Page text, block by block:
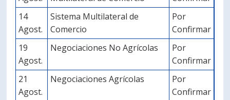
14
Agost.
Sistema Multilateral de
Comercio
Por
Confirmar
19
Agost.
Negociaciones No Agrícolas
Por
Confirmar
21
Agost.
Negociaciones Agrícolas
Por
Confirmar